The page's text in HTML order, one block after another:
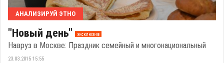
АНАЛИЗИРУЙ ЭТНО
"Новый день" эксклюзив
Навруз в Москве: Праздник семейный и многонациональный
23.03.2015 15:55